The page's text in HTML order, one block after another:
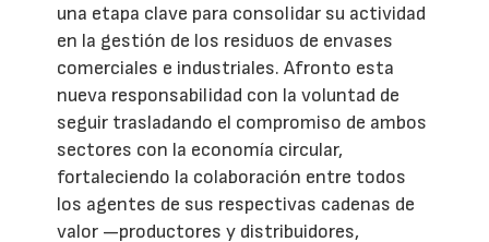
una etapa clave para consolidar su actividad
en la gestión de los residuos de envases
comerciales e industriales. Afronto esta
nueva responsabilidad con la voluntad de
seguir trasladando el compromiso de ambos
sectores con la economía circular,
fortaleciendo la colaboración entre todos
los agentes de sus respectivas cadenas de
valor —productores y distribuidores,